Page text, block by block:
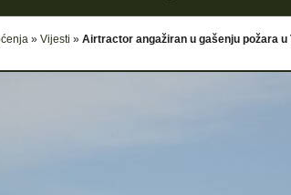
» Vijesti » Airtractor angažiran u gašenju požara u